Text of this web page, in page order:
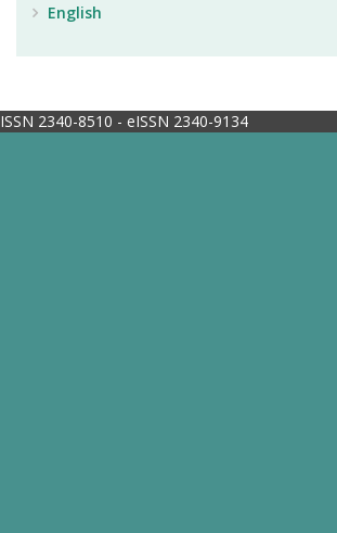
English
ISSN 2340-8510 - eISSN 2340-9134